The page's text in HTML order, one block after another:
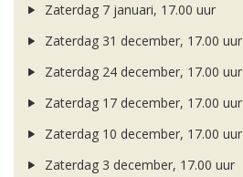
Zaterdag 7 januari, 17.00 uur
Zaterdag 31 december, 17.00 uur
Zaterdag 24 december, 17.00 uur
Zaterdag 17 december, 17.00 uur
Zaterdag 10 december, 17.00 uur
Zaterdag 3 december, 17.00 uur